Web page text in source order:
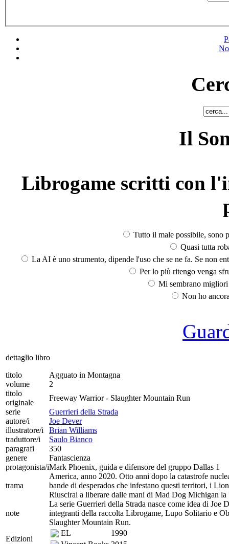
Il
Librogame scritti con
Tutto il male possibile, sono
Quasi tutta
La AI è uno strumento, dipende l'uso che se ne fa. Se non
Per lo più ritengo venga
Mi sembrano
Non ho
dettaglio libro
titolo
Agguato in Montagna
volume
2
titolo
originale
Freeway Warrior - Slaughter Mountain Run
serie
Guerrieri della Strada
autore/i
Joe Dever
illustratore/i
Brian Williams
traduttore/i
Saulo Bianco
paragrafi
350
genere
Fantascienza
protagonista/iMark Phoenix, guida e difensore del gruppo Dallas 1
trama
America, anno 2020. Otto anni dopo la catastrofe
bande di desperados che infestano questi territori, i
Riuscirai a liberare dalle mani di Mad Dog Michigan
note
La serie Guerrieri della Strada nasce come idea di Joe
integranti della raccolta Librogame, Lupo Solitario e
Slaughter Mountain Run.
Edizioni
EL
1990